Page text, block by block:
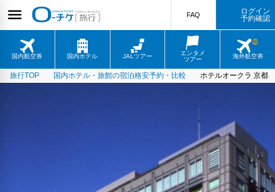
国内航空券 国内ホテル JALツアー
エンタメ
ツアー
海外航空券
FAQ
ログイン
予約確認
旅行TOP 国内ホテル・旅館の宿泊格安予約・比較 ホテルオークラ 京都